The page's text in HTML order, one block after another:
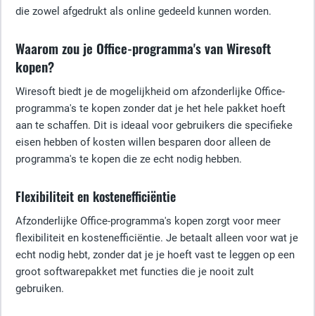
die zowel afgedrukt als online gedeeld kunnen worden.
Waarom zou je Office-programma's van Wiresoft
kopen?
Wiresoft biedt je de mogelijkheid om afzonderlijke Office-
programma's te kopen zonder dat je het hele pakket hoeft
aan te schaffen. Dit is ideaal voor gebruikers die specifieke
eisen hebben of kosten willen besparen door alleen de
programma's te kopen die ze echt nodig hebben.
Flexibiliteit en kostenefficiëntie
Afzonderlijke Office-programma's kopen zorgt voor meer
flexibiliteit en kostenefficiëntie. Je betaalt alleen voor wat je
echt nodig hebt, zonder dat je je hoeft vast te leggen op een
groot softwarepakket met functies die je nooit zult
gebruiken.